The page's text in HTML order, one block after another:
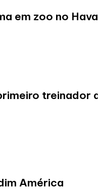
em zoo no
treinador
América